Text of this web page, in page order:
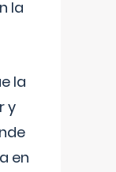
la
la
y
en